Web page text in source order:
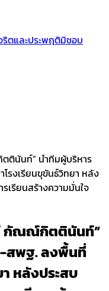
ริตและประพฤติมิชอบ
ตินันท์” นำทีมผู้บริหาร
รงเรียนขุขันธ์วิทยา หลัง
เรียนสร้างความมั่นใจ
กัณณ์กิตตินันท์”
สพฐ. ลงพื้นที่
หลังประสบ